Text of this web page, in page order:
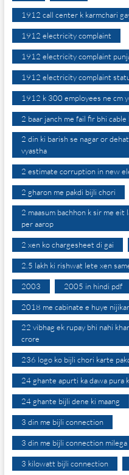
1912 call center k karmchari
1912 electricity complaint
1912 electricity complaint
1912 electricity complaint
1912 k 300 employees ne cm
2 baar janch me fail fir bhi cable
2 din ki barish se nagar or
vyastha
2 estimate corruption in new
2 gharon me pakdi bijli chori
2 maasum bachhon k sir me eit
per aarop
2 xen ko chargesheet di gai
2.5 lakh ki rishwat lete xen
2003 2005 in hindi pdf
2018 me cabinate e huye
22 vibhag ek rupay bhi nahi
crore
236 logo ko bijli chori karte
24 ghante apurti ka dawa pura
24 ghante bijli dene ki maang
3 din me bijli connection
3 din me bijli connection milega
3 kilowatt bijli connection